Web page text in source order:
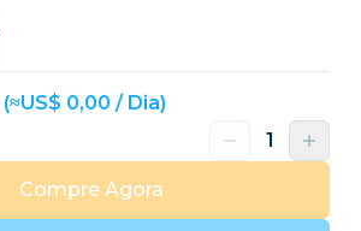
(≈US$ 0,00 / Dia)
Compre Agora